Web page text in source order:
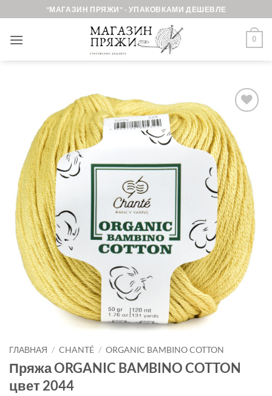
to
content
"МАГАЗИН ПРЯЖИ" - УПАКОВКАМИ ДЕШЕВЛЕ
0
Добавить в
избранное.
ГЛАВНАЯ / CHANTÉ / ORGANIC BAMBINO COTTON
Пряжа ORGANIC BAMBINO COTTON
цвет 2044